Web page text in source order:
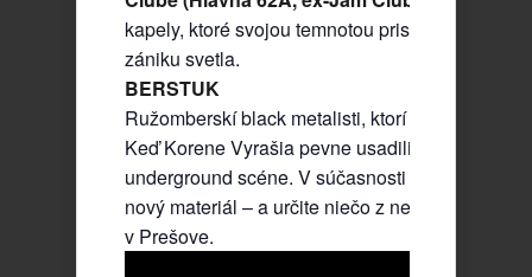
kapely, ktoré svojou temnotou prispejú ku
zániku svetla.
BERSTUK
Ružomberskí black metalisti, ktorí sa albumom
Keď Korene Vyrašia pevne usadili na domácej
underground scéne. V súčasnosti pripravujú
nový materiál – a určite niečo z neho odpália aj
v Prešove.